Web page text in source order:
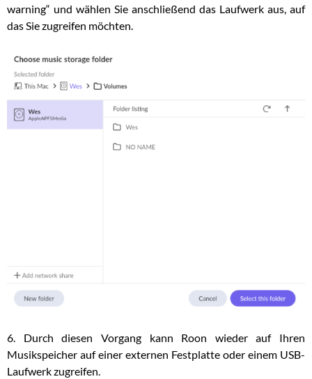
warning“ und wählen Sie anschließend das Laufwerk aus, auf
das Sie zugreifen möchten.
6. Durch diesen Vorgang kann Roon wieder auf Ihren
Musikspeicher auf einer externen Festplatte oder einem USB-
Laufwerk zugreifen.